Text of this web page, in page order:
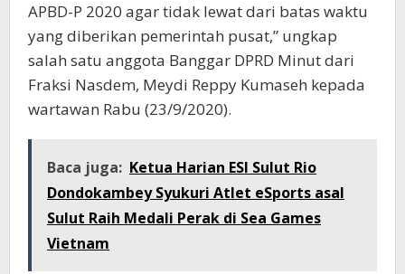
APBD-P 2020 agar tidak lewat dari batas waktu
yang diberikan pemerintah pusat,” ungkap
salah satu anggota Banggar DPRD Minut dari
Fraksi Nasdem, Meydi Reppy Kumaseh kepada
wartawan Rabu (23/9/2020).
Baca juga: Ketua Harian ESI Sulut Rio
Dondokambey Syukuri Atlet eSports asal
Sulut Raih Medali Perak di Sea Games
Vietnam